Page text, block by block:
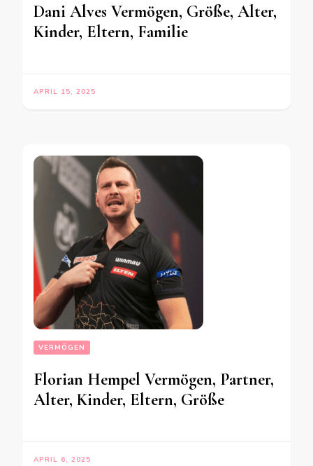
Dani Alves Vermögen, Größe, Alter,
Kinder, Eltern, Familie
APRIL 15, 2025
VERMÖGEN
Florian Hempel Vermögen, Partner,
Alter, Kinder, Eltern, Größe
APRIL 6, 2025